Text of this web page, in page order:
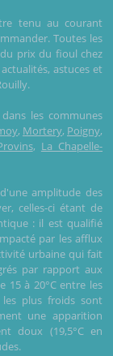
tenu au courant
Toutes les
prix du fioul chez
astuces et
les communes
, Mortery, Poigny,
, La Chapelle-
amplitude des
celles-ci étant de
: il est qualifié
par les afflux
urbaine qui fait
par rapport aux
15 à 20°C entre les
les plus froids sont
une apparition
doux (19,5°C en